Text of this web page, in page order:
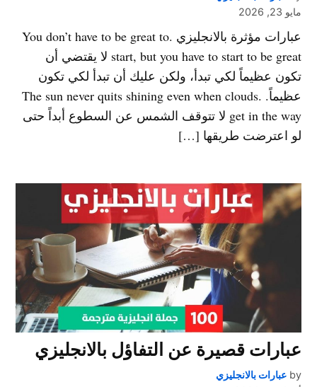
مايو 23, 2026
عبارات مؤثرة بالانجليزي .You don’t have to be great to
start, but you have to start to be great لا يقتضي أن
تكون عظيماً لكي تبدأ، ولكن عليك أن تبدأ لكي تكون
عظيماً. .The sun never quits shining even when clouds
get in the way لا تتوقف الشمس عن السطوع أبداً حتى
لو اعترضت طريقها […]
عبارات قصيرة عن التفاؤل بالانجليزي
by عبارات بالانجليزي